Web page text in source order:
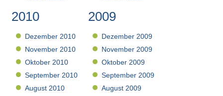
2010
Dezember 2010
November 2010
Oktober 2010
September 2010
August 2010
2009
Dezember 2009
November 2009
Oktober 2009
September 2009
August 2009